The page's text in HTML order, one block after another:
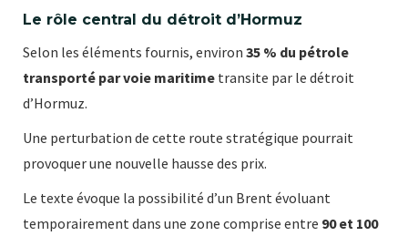
Le rôle central du détroit d’Hormuz
Selon les éléments fournis, environ 35 % du pétrole
transporté par voie maritime transite par le détroit
d’Hormuz.
Une perturbation de cette route stratégique pourrait
provoquer une nouvelle hausse des prix.
Le texte évoque la possibilité d’un Brent évoluant
temporairement dans une zone comprise entre 90 et 100